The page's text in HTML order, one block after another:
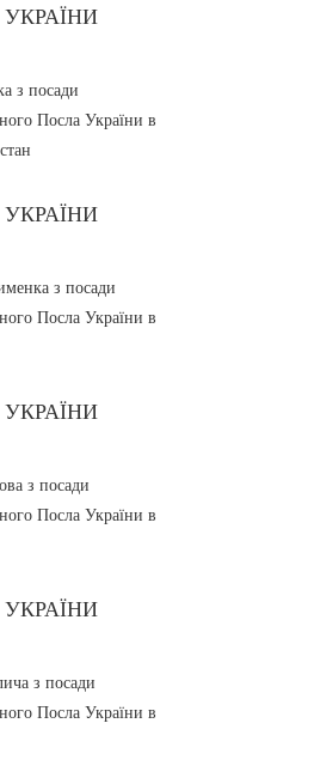
з посади
Посла України в
з посади
Посла України в
з посади
Посла України в
з посади
Посла України в